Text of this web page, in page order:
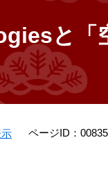
と「
ページID：